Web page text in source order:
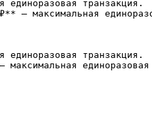
транзакция.
максимальная
транзакция.